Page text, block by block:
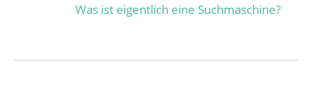
Was ist eigentlich eine Suchmaschine?